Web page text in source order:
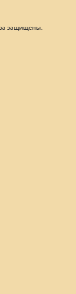
защищены.